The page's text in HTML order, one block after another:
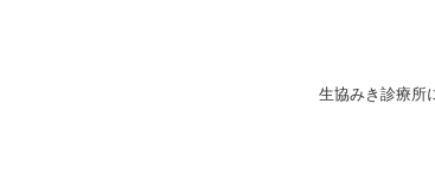
生協みき診療所